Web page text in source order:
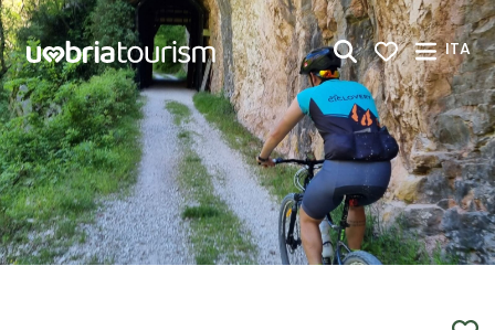
Skip to Main Content
ITA